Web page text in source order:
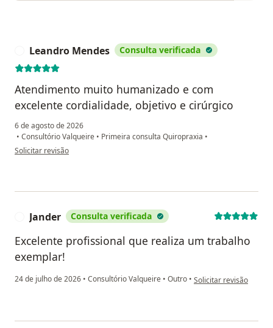
Leandro Mendes Consulta verificada
Atendimento muito humanizado e com
excelente cordialidade, objetivo e cirúrgico
6 de agosto de 2026
• Consultório Valqueire • Primeira consulta Quiropraxia •
na opinião do utilizador Leandro Mendes
Solicitar revisão
Jander Consulta verificada
Excelente profissional que realiza um trabalho
exemplar!
24 de julho de 2026 • Consultório Valqueire • Outro • na opinião do
Solicitar revisão